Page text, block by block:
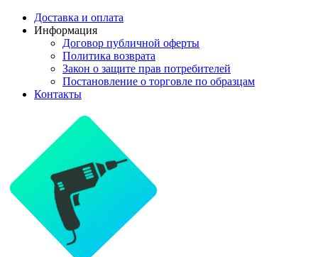
Доставка и оплата
Информация
Договор публичной оферты
Политика возврата
Закон о защите прав потребителей
Постановление о торговле по образцам
Контакты